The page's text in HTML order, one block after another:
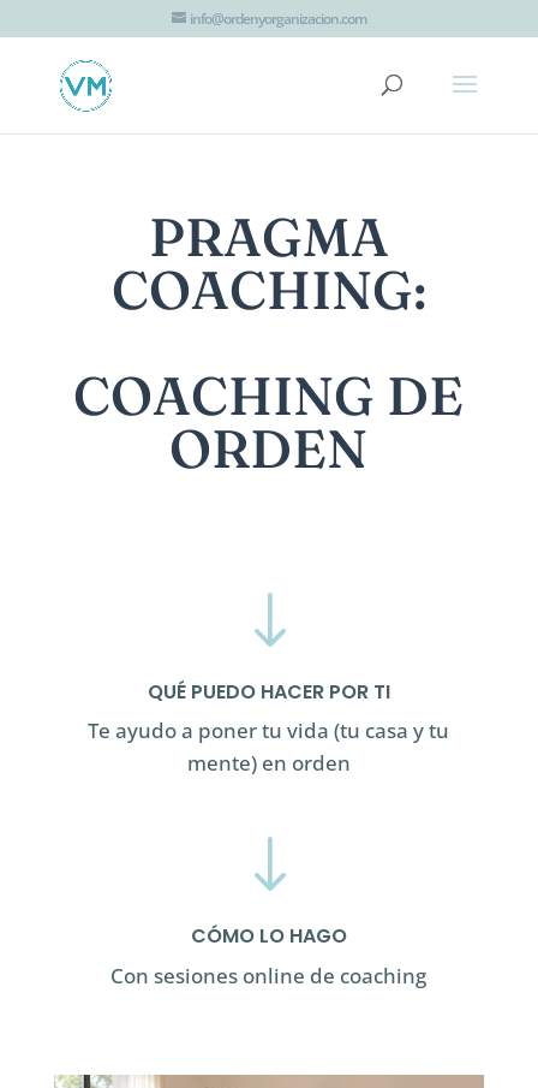
info@ordenyorganizacion.com
PRAGMA
COACHING:
COACHING DE
ORDEN
"
QUÉ PUEDO HACER POR TI
Te ayudo a poner tu vida (tu casa y tu
mente) en orden
"
CÓMO LO HAGO
Con sesiones online de coaching